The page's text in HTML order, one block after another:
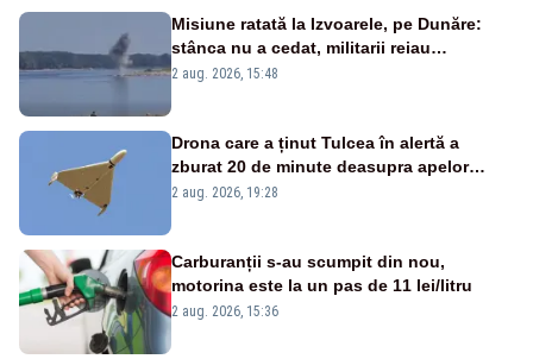
Misiune ratată la Izvoarele, pe Dunăre:
stânca nu a cedat, militarii reiau
detonările luni – VIDEO
2 aug. 2026, 15:48
Drona care a ținut Tulcea în alertă a
zburat 20 de minute deasupra apelor
României. Au fost ridicate două F-16
2 aug. 2026, 19:28
Carburanții s-au scumpit din nou,
motorina este la un pas de 11 lei/litru
2 aug. 2026, 15:36